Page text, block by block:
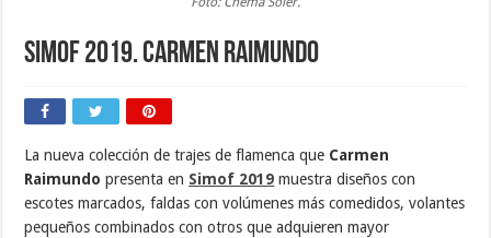
Simof 2019. Carmen Raimundo
La nueva colección de trajes de flamenca que Carmen
Raimundo presenta en Simof 2019 muestra diseños con
escotes marcados, faldas con volúmenes más comedidos, volantes
pequeños combinados con otros que adquieren mayor